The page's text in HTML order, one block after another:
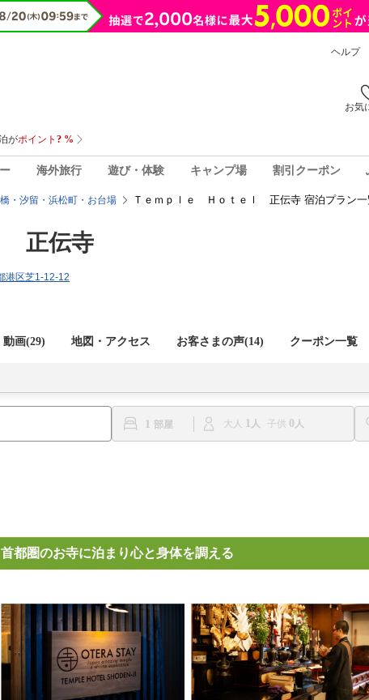
ヘルプ
お気
海外旅行 遊び・体験 キャンプ場 割引クーポン
・汐留・浜松町・お台場 Ｔｅｍｐｌｅ Ｈｏｔｅｌ 正伝寺 宿泊プラン一
正伝寺
港区芝1-12-12
動画(29) 地図・アクセス お客さまの声(14) クーポン一覧
1 大人 1 子供 0
都圏のお寺に泊まり心と身体を調える